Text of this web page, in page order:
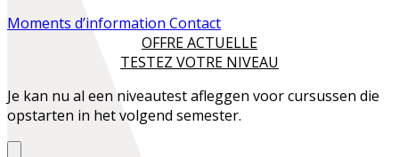
Moments d’information Contact
OFFRE ACTUELLE
TESTEZ VOTRE NIVEAU
Je kan nu al een niveautest afleggen voor cursussen die
opstarten in het volgend semester.